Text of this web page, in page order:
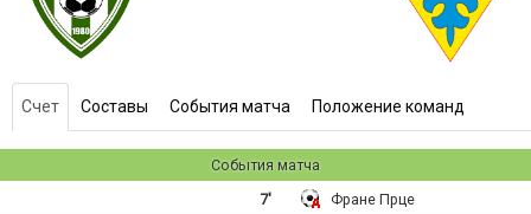
Счет Составы События матча Положение команд
События матча
7'
Фране Прце